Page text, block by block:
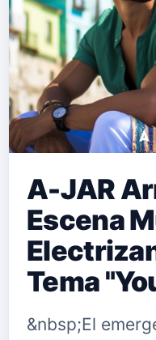
A-JAR
Escena
Tema
&nbsp;El